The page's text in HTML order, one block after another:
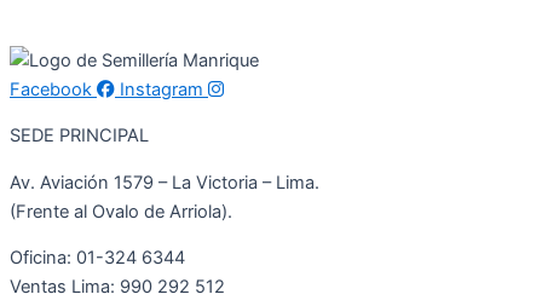
Facebook Instagram
SEDE PRINCIPAL
Av. Aviación 1579 – La Victoria – Lima.
(Frente al Ovalo de Arriola).
Oficina: 01-324 6344
Ventas Lima: 990 292 512